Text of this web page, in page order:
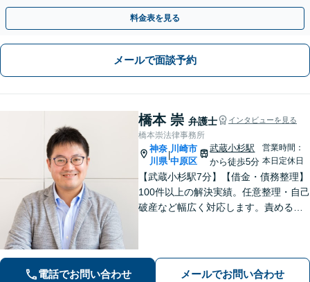
業再編など、幅広く対応【狛江駅4分／オンライン面談◎】
料金表を見る
メールで面談予約
橋本 崇 弁護士 インタビューを見る
橋本崇法律事務所
神奈
川県
|
川崎市
中原区
武蔵小杉駅
から徒歩5分
営業時間：
本日定休日
【武蔵小杉駅7分】【借金・債務整理】
100件以上の解決実績。任意整理・自己
破産など幅広く対応します。責めるこ
室】【土日祝日面談可】
電話でお問い合わせ メールでお問い合わせ